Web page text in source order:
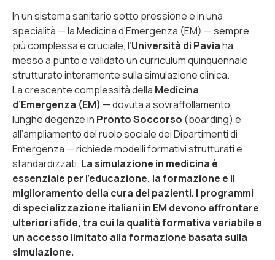
In un sistema sanitario sotto pressione e in una
specialità — la Medicina d’Emergenza (EM) — sempre
più complessa e cruciale, l’Università di Paviaha
messo a punto e validato un curriculum quinquennale
strutturato interamente sulla simulazione clinica.
La crescente complessità della Medicina
d’Emergenza (EM) — dovuta a sovraffollamento,
lunghe degenze in Pronto Soccorso (boarding) e
all’ampliamento del ruolo sociale dei Dipartimenti di
Emergenza — richiede modelli formativi strutturati e
standardizzati. La simulazione in medicina è
essenziale per l’educazione, la formazione e il
miglioramento della cura dei pazienti. I programmi
di specializzazione italiani in EM devono affrontare
ulteriori sfide, tra cui la qualità formativa variabile e
un accesso limitato alla formazione basata sulla
simulazione.